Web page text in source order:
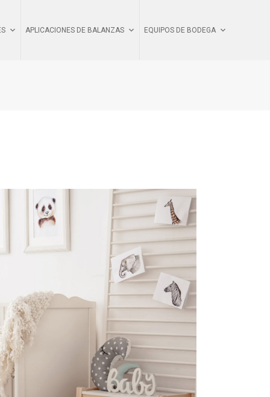
APLICACIONES DE BALANZAS EQUIPOS DE BODEGA